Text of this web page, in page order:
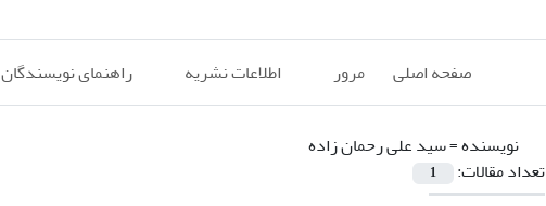
صفحه اصلی مرور اطلاعات نشریه راهنمای نویسندگان
نویسنده =سید علی رحمان زاده
تعداد مقالات:
1